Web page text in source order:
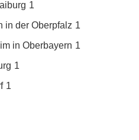
1
in der Oberpfalz 1
in Oberbayern 1
1
1